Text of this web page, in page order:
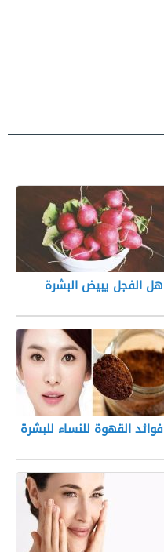
هل الفجل يبيض البشرة
فوائد القهوة للنساء للبشرة